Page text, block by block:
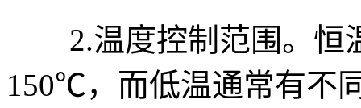
2.温度控制范围。恒
150℃，而低温通常有不